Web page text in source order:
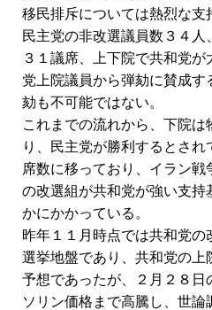
移民排斥については熱烈な支
民主党の非改選議員数３４
３１議席、上下院で共和党
党上院議員から弾劾に賛成
劾も不可能ではない。
これまでの流れから、下院は
り、民主党が勝利するとさ
席数に移っており、イラン戦
の改選組が共和党が強い支持
かにかかっている。
昨年１１月時点では共和党の
選挙地盤であり、共和党の上
予想であったが、２月２８日
ソリン価格まで高騰し、世